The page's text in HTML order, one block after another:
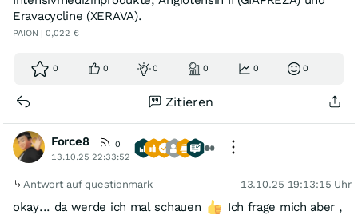
Eravacycline (XERAVA).
PAION | 0,022 €
0 0 0 0 0 0
Zitieren
Force8
0
13.10.25 22:33:52
Antwort auf questionmark 13.10.25 19:13:15 Uhr
okay... da werde ich mal schauen
Ich frage mich aber ,